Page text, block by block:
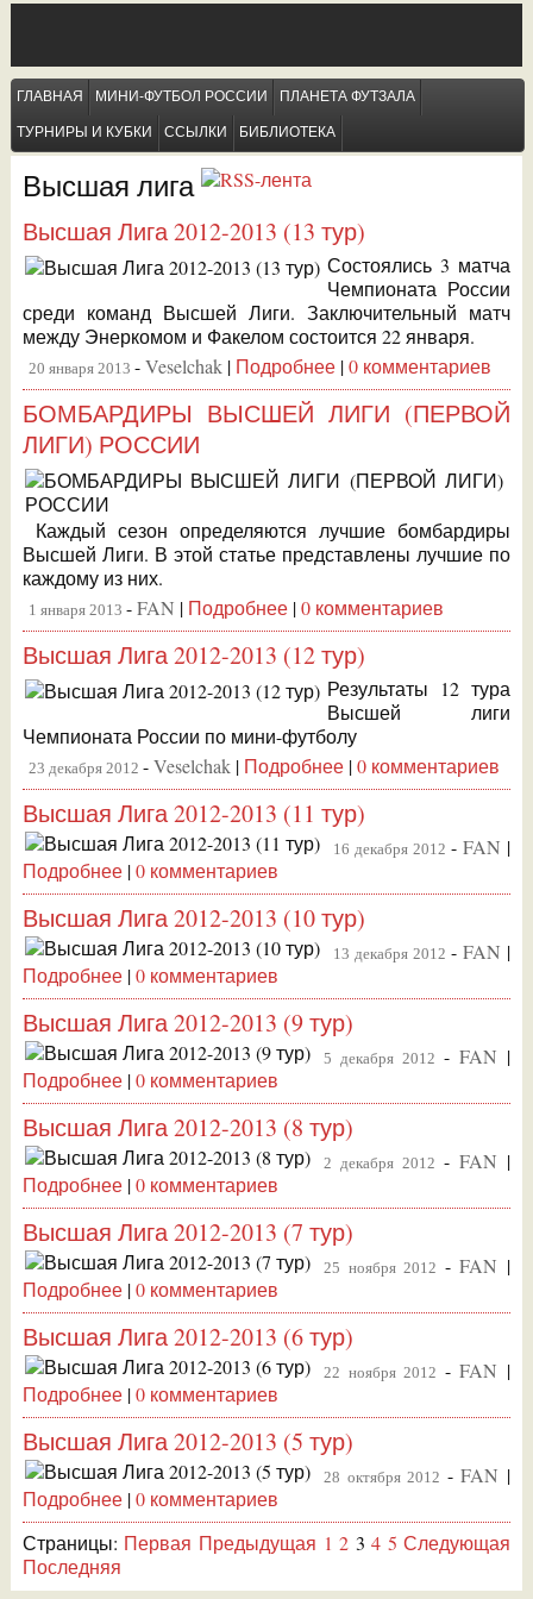
ГЛАВНАЯ МИНИ-ФУТБОЛ РОССИИ ПЛАНЕТА ФУТЗАЛА
ТУРНИРЫ И КУБКИ ССЫЛКИ БИБЛИОТЕКА
Высшая лига
Высшая Лига 2012-2013 (13 тур)
Состоялись 3 матча
Чемпионата России
среди команд Высшей Лиги. Заключительный матч
между Энеркомом и Факелом состоится 22 января.
20 января 2013 -Veselchak| Подробнее|0 комментариев
БОМБАРДИРЫ ВЫСШЕЙ ЛИГИ (ПЕРВОЙ
ЛИГИ) РОССИИ
Каждый сезон определяются лучшие бомбардиры
Высшей Лиги. В этой статье представлены лучшие по
каждому из них.
1 января 2013 -FAN | Подробнее|0 комментариев
Высшая Лига 2012-2013 (12 тур)
Результаты 12 тура
Высшей лиги
Чемпионата России по мини-футболу
23 декабря 2012 -Veselchak| Подробнее|0 комментариев
Высшая Лига 2012-2013 (11 тур)
16 декабря 2012 -FAN |
Подробнее|0 комментариев
Высшая Лига 2012-2013 (10 тур)
13 декабря 2012 -FAN |
Подробнее|0 комментариев
Высшая Лига 2012-2013 (9 тур)
5 декабря 2012 -FAN |
Подробнее|0 комментариев
Высшая Лига 2012-2013 (8 тур)
2 декабря 2012 -FAN |
Подробнее|0 комментариев
Высшая Лига 2012-2013 (7 тур)
25 ноября 2012 -FAN |
Подробнее|0 комментариев
Высшая Лига 2012-2013 (6 тур)
22 ноября 2012 -FAN |
Подробнее|0 комментариев
Высшая Лига 2012-2013 (5 тур)
28 октября 2012 -FAN |
Подробнее|0 комментариев
Страницы: Первая Предыдущая 1 2 3 4 5 Следующая
Последняя